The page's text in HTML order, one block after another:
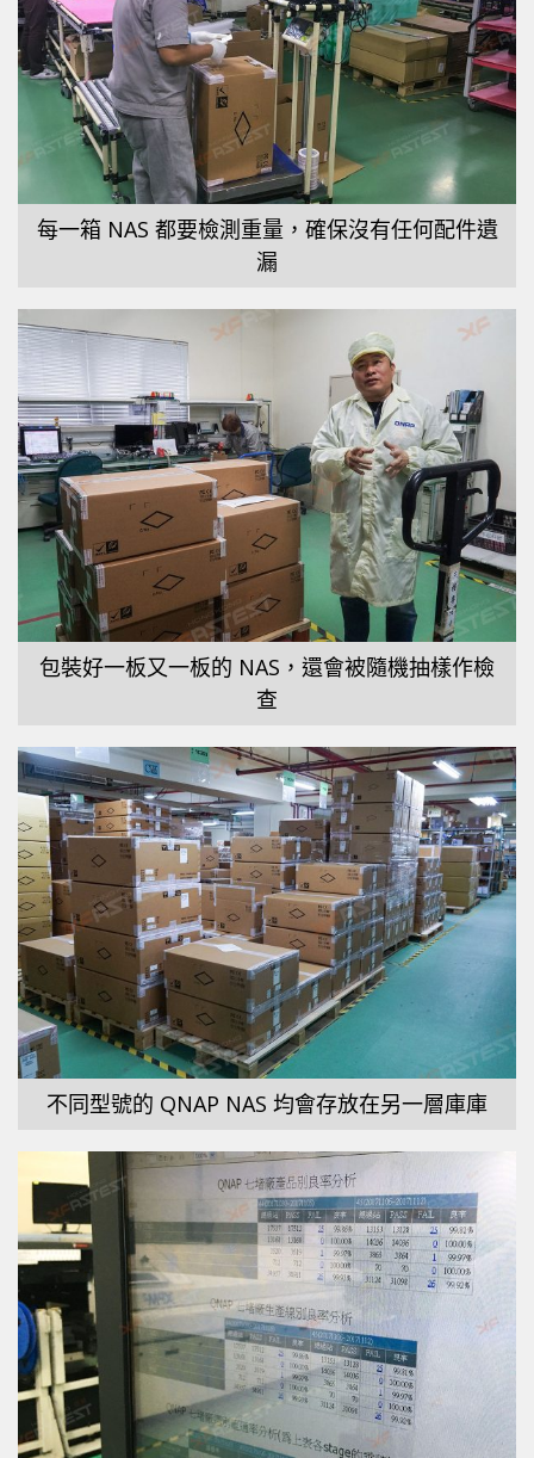
每一箱 NAS 都要檢測重量，確保沒有任何配件遺
漏
包裝好一板又一板的 NAS，還會被隨機抽樣作檢
查
不同型號的 QNAP NAS 均會存放在另一層庫庫